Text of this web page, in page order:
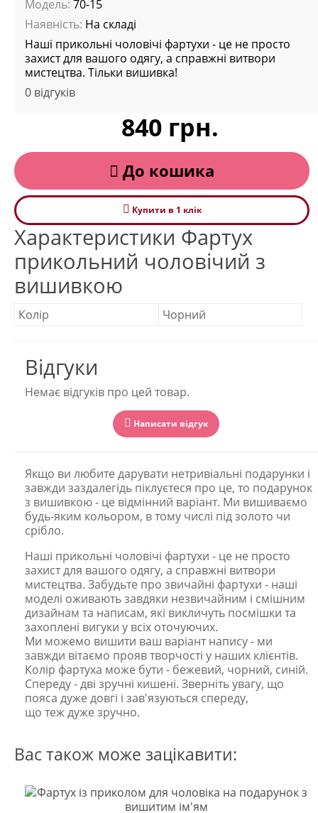
Модель: 70-15
Наявність: На складі
Наші прикольні чоловічі фартухи - це не просто
захист для вашого одягу, а справжні витвори
мистецтва. Тільки вишивка!
0 відгуків
840 грн.
До кошика
Купити в 1 клiк
Характеристики Фартух
прикольний чоловічий з
вишивкою
Колір Чорний
Відгуки
Немає відгуків про цей товар.
Написати відгук
Якщо ви любите дарувати нетривіальні подарунки і
завжди заздалегідь піклуєтеся про це, то подарунок
з вишивкою - це відмінний варіант. Ми вишиваємо
будь-яким кольором, в тому числі під золото чи
срібло.
Наші прикольні чоловічі фартухи - це не просто
захист для вашого одягу, а справжні витвори
мистецтва. Забудьте про звичайні фартухи - наші
моделі оживають завдяки незвичайним і смішним
дизайнам та написам, які викличуть посмішки та
захоплені вигуки у всіх оточуючих.
Ми можемо вишити ваш варіант напису - ми
завжди вітаємо прояв творчості у наших клієнтів.
Колір фартуха може бути - бежевий, чорний, синій.
Спереду - дві зручні кишені. Зверніть увагу, що
пояса дуже довгі і зав'язуються спереду,
що теж дуже зручно.
Вас також може зацікавити: